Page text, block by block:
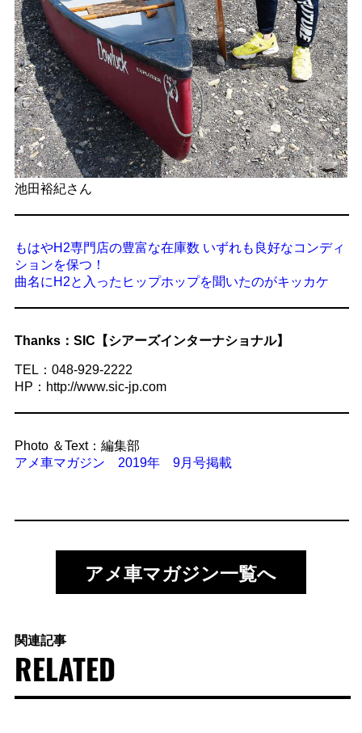
池田裕紀さん
もはやH2専門店の豊富な在庫数 いずれも良好なコンディ
ションを保つ！
曲名にH2と入ったヒップホップを聞いたのがキッカケ
Thanks：SIC【シアーズインターナショナル】
TEL：048-929-2222
HP：http://www.sic-jp.com
Photo ＆Text：編集部
アメ車マガジン 2019年 9月号掲載
アメ車マガジン一覧へ
関連記事
RELATED